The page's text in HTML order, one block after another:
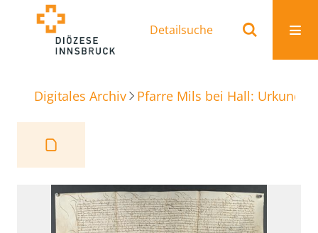
Detailsuche
Digitales Archiv Pfarre Mils bei Hall: Urkunden